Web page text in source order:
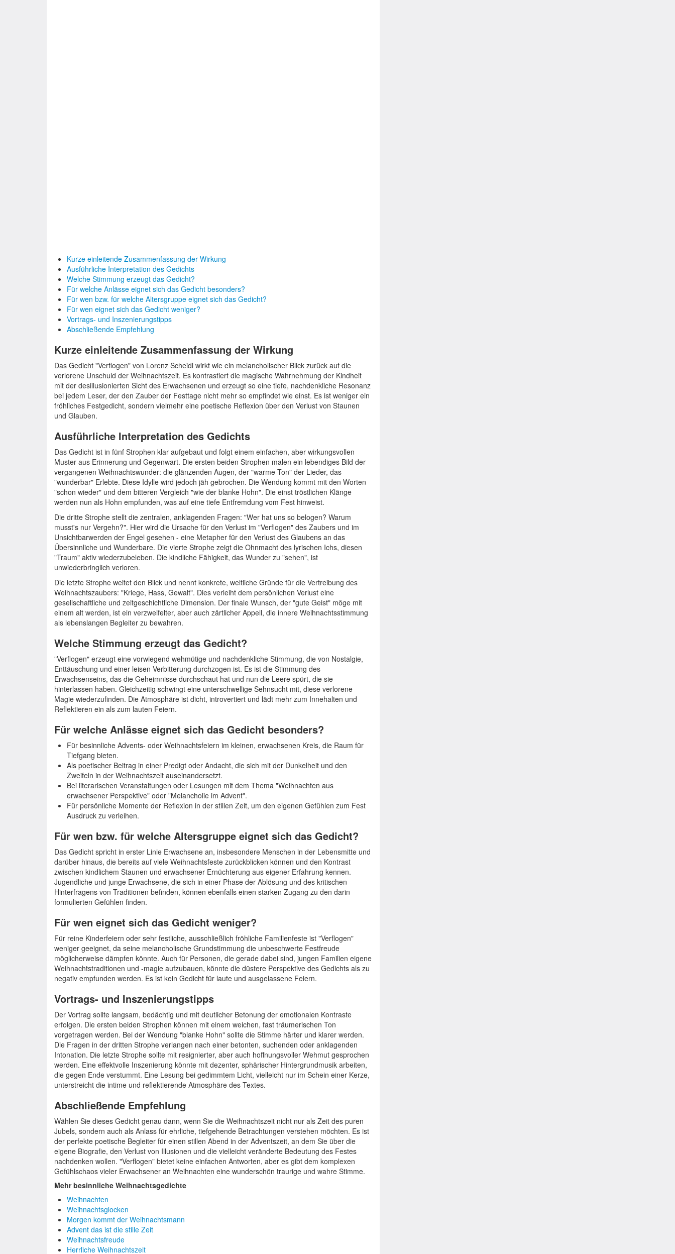
Kurze einleitende Zusammenfassung der Wirkung
Ausführliche Interpretation des Gedichts
Welche Stimmung erzeugt das Gedicht?
Für welche Anlässe eignet sich das Gedicht besonders?
Für wen bzw. für welche Altersgruppe eignet sich das Gedicht?
Für wen eignet sich das Gedicht weniger?
Vortrags- und Inszenierungstipps
Abschließende Empfehlung
Kurze einleitende Zusammenfassung der Wirkung
Das Gedicht "Verflogen" von Lorenz Scheidl wirkt wie ein melancholischer Blick zurück auf die
verlorene Unschuld der Weihnachtszeit. Es kontrastiert die magische Wahrnehmung der Kindheit
mit der desillusionierten Sicht des Erwachsenen und erzeugt so eine tiefe, nachdenkliche Resonanz
bei jedem Leser, der den Zauber der Festtage nicht mehr so empfindet wie einst. Es ist weniger ein
fröhliches Festgedicht, sondern vielmehr eine poetische Reflexion über den Verlust von Staunen
und Glauben.
Ausführliche Interpretation des Gedichts
Das Gedicht ist in fünf Strophen klar aufgebaut und folgt einem einfachen, aber wirkungsvollen
Muster aus Erinnerung und Gegenwart. Die ersten beiden Strophen malen ein lebendiges Bild der
vergangenen Weihnachtswunder: die glänzenden Augen, der "warme Ton" der Lieder, das
"wunderbar" Erlebte. Diese Idylle wird jedoch jäh gebrochen. Die Wendung kommt mit den Worten
"schon wieder" und dem bitteren Vergleich "wie der blanke Hohn". Die einst tröstlichen Klänge
werden nun als Hohn empfunden, was auf eine tiefe Entfremdung vom Fest hinweist.
Die dritte Strophe stellt die zentralen, anklagenden Fragen: "Wer hat uns so belogen? Warum
musst's nur Vergehn?". Hier wird die Ursache für den Verlust im "Verflogen" des Zaubers und im
Unsichtbarwerden der Engel gesehen - eine Metapher für den Verlust des Glaubens an das
Übersinnliche und Wunderbare. Die vierte Strophe zeigt die Ohnmacht des lyrischen Ichs, diesen
"Traum" aktiv wiederzubeleben. Die kindliche Fähigkeit, das Wunder zu "sehen", ist
unwiederbringlich verloren.
Die letzte Strophe weitet den Blick und nennt konkrete, weltliche Gründe für die Vertreibung des
Weihnachtszaubers: "Kriege, Hass, Gewalt". Dies verleiht dem persönlichen Verlust eine
gesellschaftliche und zeitgeschichtliche Dimension. Der finale Wunsch, der "gute Geist" möge mit
einem alt werden, ist ein verzweifelter, aber auch zärtlicher Appell, die innere Weihnachtsstimmung
als lebenslangen Begleiter zu bewahren.
Welche Stimmung erzeugt das Gedicht?
"Verflogen" erzeugt eine vorwiegend wehmütige und nachdenkliche Stimmung, die von Nostalgie,
Enttäuschung und einer leisen Verbitterung durchzogen ist. Es ist die Stimmung des
Erwachsenseins, das die Geheimnisse durchschaut hat und nun die Leere spürt, die sie
hinterlassen haben. Gleichzeitig schwingt eine unterschwellige Sehnsucht mit, diese verlorene
Magie wiederzufinden. Die Atmosphäre ist dicht, introvertiert und lädt mehr zum Innehalten und
Reflektieren ein als zum lauten Feiern.
Für welche Anlässe eignet sich das Gedicht besonders?
Für besinnliche Advents- oder Weihnachtsfeiern im kleinen, erwachsenen Kreis, die Raum für
Tiefgang bieten.
Als poetischer Beitrag in einer Predigt oder Andacht, die sich mit der Dunkelheit und den
Zweifeln in der Weihnachtszeit auseinandersetzt.
Bei literarischen Veranstaltungen oder Lesungen mit dem Thema "Weihnachten aus
erwachsener Perspektive" oder "Melancholie im Advent".
Für persönliche Momente der Reflexion in der stillen Zeit, um den eigenen Gefühlen zum Fest
Ausdruck zu verleihen.
Für wen bzw. für welche Altersgruppe eignet sich das Gedicht?
Das Gedicht spricht in erster Linie Erwachsene an, insbesondere Menschen in der Lebensmitte und
darüber hinaus, die bereits auf viele Weihnachtsfeste zurückblicken können und den Kontrast
zwischen kindlichem Staunen und erwachsener Ernüchterung aus eigener Erfahrung kennen.
Jugendliche und junge Erwachsene, die sich in einer Phase der Ablösung und des kritischen
Hinterfragens von Traditionen befinden, können ebenfalls einen starken Zugang zu den darin
formulierten Gefühlen finden.
Für wen eignet sich das Gedicht weniger?
Für reine Kinderfeiern oder sehr festliche, ausschließlich fröhliche Familienfeste ist "Verflogen"
weniger geeignet, da seine melancholische Grundstimmung die unbeschwerte Festfreude
möglicherweise dämpfen könnte. Auch für Personen, die gerade dabei sind, jungen Familien eigene
Weihnachtstraditionen und -magie aufzubauen, könnte die düstere Perspektive des Gedichts als zu
negativ empfunden werden. Es ist kein Gedicht für laute und ausgelassene Feiern.
Vortrags- und Inszenierungstipps
Der Vortrag sollte langsam, bedächtig und mit deutlicher Betonung der emotionalen Kontraste
erfolgen. Die ersten beiden Strophen können mit einem weichen, fast träumerischen Ton
vorgetragen werden. Bei der Wendung "blanke Hohn" sollte die Stimme härter und klarer werden.
Die Fragen in der dritten Strophe verlangen nach einer betonten, suchenden oder anklagenden
Intonation. Die letzte Strophe sollte mit resignierter, aber auch hoffnungsvoller Wehmut gesprochen
werden. Eine effektvolle Inszenierung könnte mit dezenter, sphärischer Hintergrundmusik arbeiten,
die gegen Ende verstummt. Eine Lesung bei gedimmtem Licht, vielleicht nur im Schein einer Kerze,
unterstreicht die intime und reflektierende Atmosphäre des Textes.
Abschließende Empfehlung
Wählen Sie dieses Gedicht genau dann, wenn Sie die Weihnachtszeit nicht nur als Zeit des puren
Jubels, sondern auch als Anlass für ehrliche, tiefgehende Betrachtungen verstehen möchten. Es ist
der perfekte poetische Begleiter für einen stillen Abend in der Adventszeit, an dem Sie über die
eigene Biografie, den Verlust von Illusionen und die vielleicht veränderte Bedeutung des Festes
nachdenken wollen. "Verflogen" bietet keine einfachen Antworten, aber es gibt dem komplexen
Gefühlschaos vieler Erwachsener an Weihnachten eine wunderschön traurige und wahre Stimme.
Mehr besinnliche Weihnachtsgedichte
Weihnachten
Weihnachtsglocken
Morgen kommt der Weihnachtsmann
Advent das ist die stille Zeit
Weihnachtsfreude
Herrliche Weihnachtszeit